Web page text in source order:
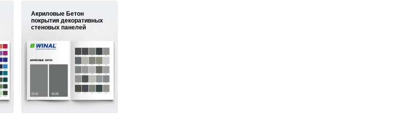
Акриловые Бетон
покрытия декоративных
стеновых панелей